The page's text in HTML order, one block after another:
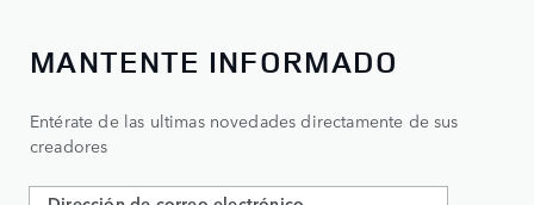
MANTENTE INFORMADO
Entérate de las ultimas novedades directamente de sus
creadores